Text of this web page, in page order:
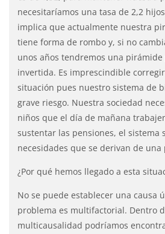
necesitaríamos una tasa de 2,2
implica que actualmente nuestra
tiene forma de rombo y, si no
unos años tendremos una
invertida. Es imprescindible
situación pues nuestro sistema de
grave riesgo. Nuestra sociedad
niños que el día de mañana
sustentar las pensiones, el sistema
necesidades que se derivan de
¿Por qué hemos llegado a esta
No se puede establecer una causa
problema es multifactorial. Dentro
multicausalidad podríamos